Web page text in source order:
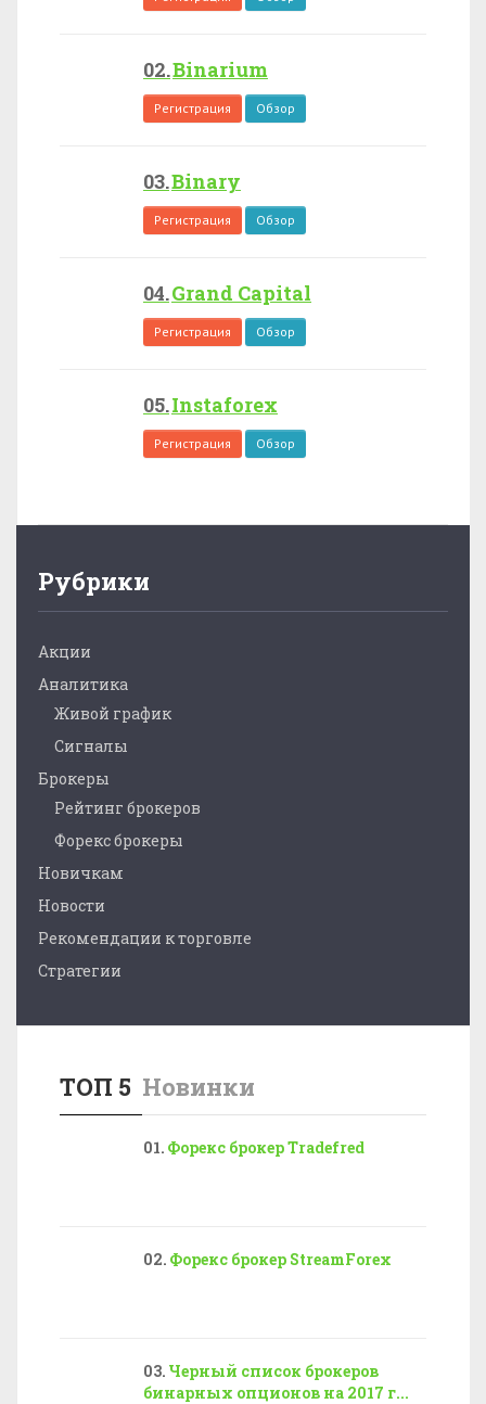
Binarium
Регистрация Обзор
Binary
Регистрация Обзор
Grand Capital
Регистрация Обзор
Instaforex
Регистрация Обзор
Рубрики
Акции
Аналитика
Живой график
Сигналы
Брокеры
Рейтинг брокеров
Форекс брокеры
Новичкам
Новости
Рекомендации к торговле
Стратегии
ТОП 5 Новинки
Форекс брокер Tradefred
Форекс брокер StreamForex
Черный список брокеров
бинарных опционов на 2017 г...